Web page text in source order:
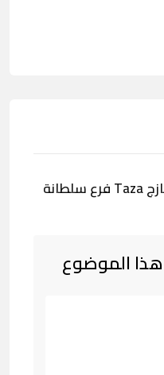
تقييم العملا على مطعم الطازج Taza فرع سلطانة
الموضوع